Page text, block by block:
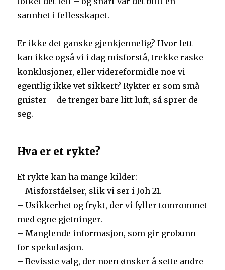
sannhet i fellesskapet.
Er ikke det ganske gjenkjennelig? Hvor lett
kan ikke også vi i dag misforstå, trekke raske
konklusjoner, eller videreformidle noe vi
egentlig ikke vet sikkert? Rykter er som små
gnister – de trenger bare litt luft, så sprer de
seg.
Hva er et rykte?
Et rykte kan ha mange kilder:
– Misforståelser, slik vi ser i Joh 21.
– Usikkerhet og frykt, der vi fyller tomrommet
med egne gjetninger.
– Manglende informasjon, som gir grobunn
for spekulasjon.
– Bevisste valg, der noen ønsker å sette andre